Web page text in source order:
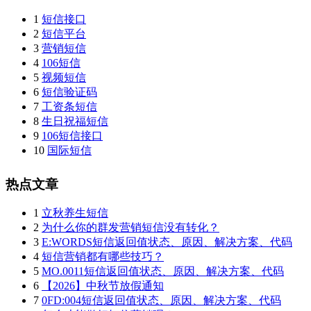
1 短信接口
2 短信平台
3 营销短信
4 106短信
5 视频短信
6 短信验证码
7 工资条短信
8 生日祝福短信
9 106短信接口
10 国际短信
热点文章
1 立秋养生短信
2 为什么你的群发营销短信没有转化？
3 E:WORDS短信返回值状态、原因、解决方案、代码
4 短信营销都有哪些技巧？
5 MO.0011短信返回值状态、原因、解决方案、代码
6
【2026】中秋节放假通知
7 0FD:004短信返回值状态、原因、解决方案、代码